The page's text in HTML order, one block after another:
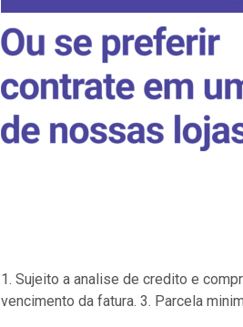
1. Sujeito a analise de credito e
vencimento da fatura. 3. Parcela